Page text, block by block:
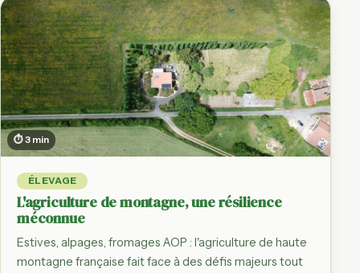
⏱ 3 min
ÉLEVAGE
L'agriculture de montagne, une résilience
méconnue
Estives, alpages, fromages AOP : l'agriculture de haute
montagne française fait face à des défis majeurs tout